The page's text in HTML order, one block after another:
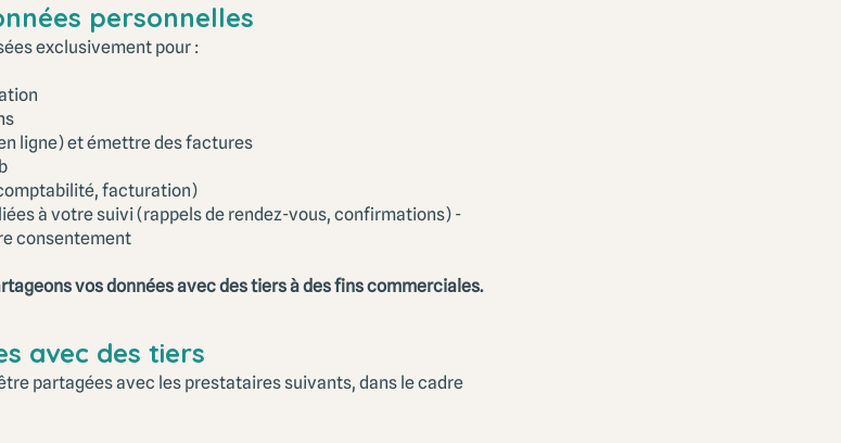
personnelles
exclusivement pour :
ligne) et émettre des factures
facturation)
à votre suivi (rappels de rendez-vous, confirmations) -
consentement
vos données avec des tiers à des fins commerciales.
avec des tiers
partagées avec les prestataires suivants, dans le cadre